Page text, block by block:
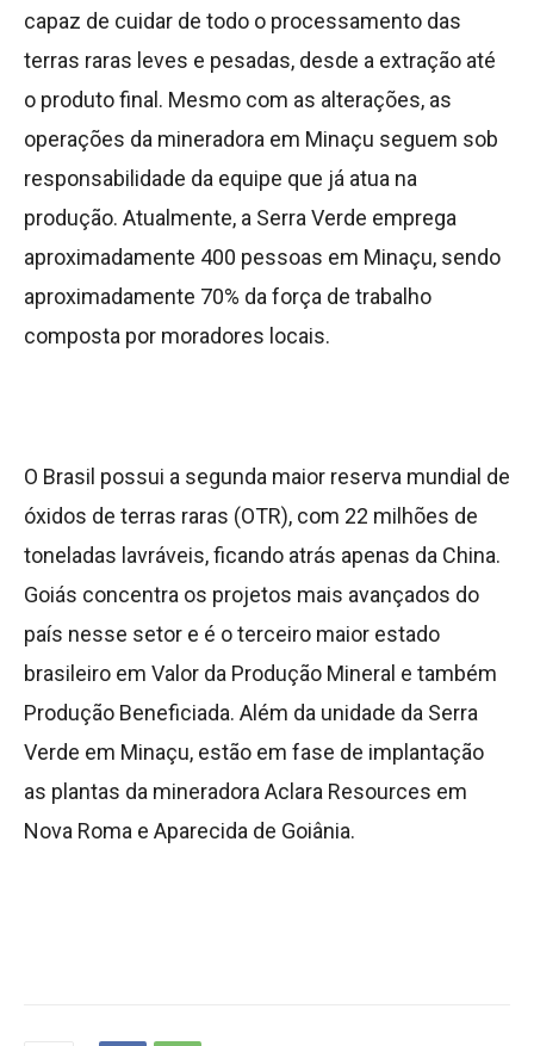
capaz de cuidar de todo o processamento das
terras raras leves e pesadas, desde a extração até
o produto final. Mesmo com as alterações, as
operações da mineradora em Minaçu seguem sob
responsabilidade da equipe que já atua na
produção. Atualmente, a Serra Verde emprega
aproximadamente 400 pessoas em Minaçu, sendo
aproximadamente 70% da força de trabalho
composta por moradores locais.
O Brasil possui a segunda maior reserva mundial de
óxidos de terras raras (OTR), com 22 milhões de
toneladas lavráveis, ficando atrás apenas da China.
Goiás concentra os projetos mais avançados do
país nesse setor e é o terceiro maior estado
brasileiro em Valor da Produção Mineral e também
Produção Beneficiada. Além da unidade da Serra
Verde em Minaçu, estão em fase de implantação
as plantas da mineradora Aclara Resources em
Nova Roma e Aparecida de Goiânia.